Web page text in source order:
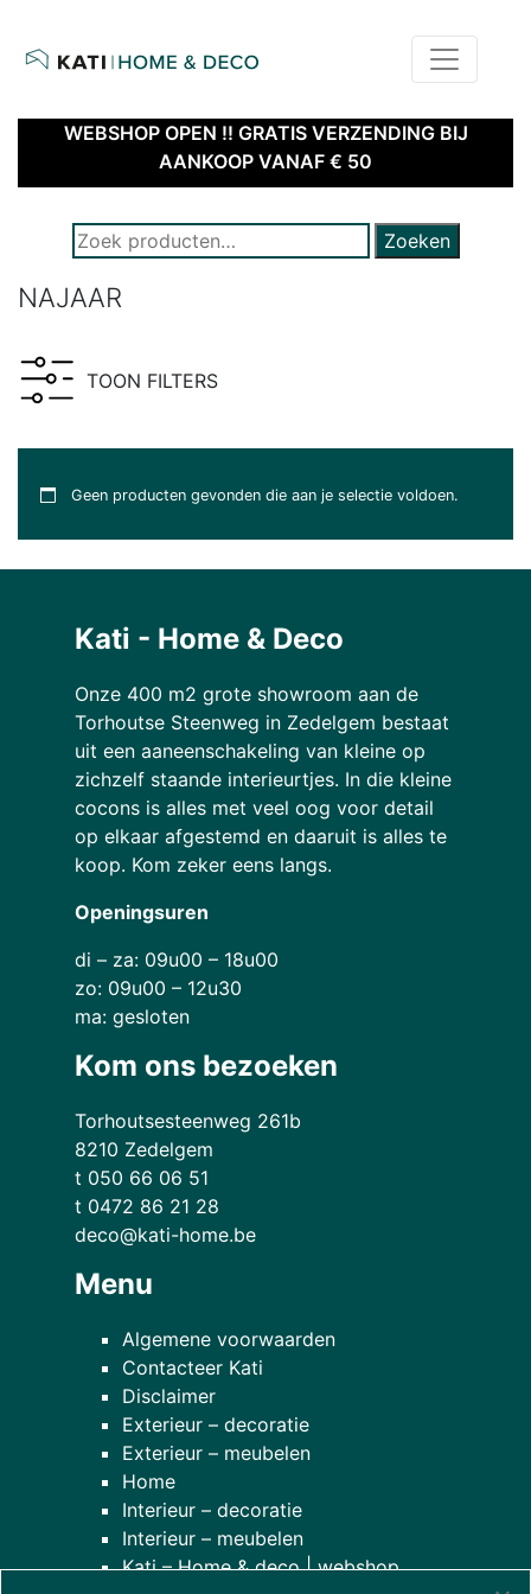
homekati – home & deco | webshop
WEBSHOP OPEN !! GRATIS VERZENDING BIJ
AANKOOP VANAF € 50
ZOEK NAAR PRODUCTEN: Zoeken
NAJAAR
TOON FILTERS
Geen producten gevonden die aan je selectie voldoen.
Kati - Home & Deco
Onze 400 m2 grote showroom aan de
Torhoutse Steenweg in Zedelgem bestaat
uit een aaneenschakeling van kleine op
zichzelf staande interieurtjes. In die kleine
cocons is alles met veel oog voor detail
op elkaar afgestemd en daaruit is alles te
koop. Kom zeker eens langs.
Openingsuren
di – za: 09u00 – 18u00
zo: 09u00 – 12u30
ma: gesloten
Kom ons bezoeken
Torhoutsesteenweg 261b
8210 Zedelgem
t 050 66 06 51
t 0472 86 21 28
deco@kati-home.be
Menu
Algemene voorwaarden
Contacteer Kati
Disclaimer
Exterieur – decoratie
Exterieur – meubelen
Home
Interieur – decoratie
Interieur – meubelen
Kati – Home & deco | webshop